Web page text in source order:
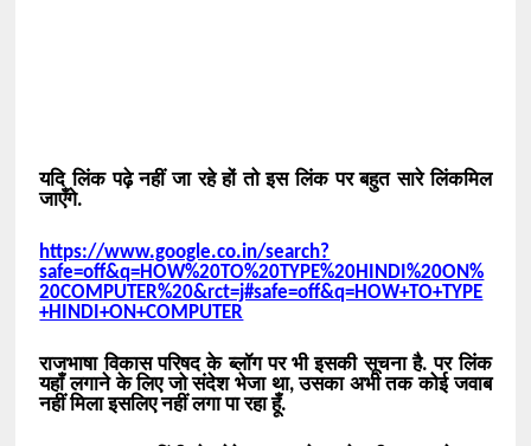
यदि लिंक पढ़े नहीं जा रहे हों तो इस लिंक पर बहुत सारे लिंकमिल
जाएँगे.
https://www.google.co.in/search?
safe=off&q=HOW%20TO%20TYPE%20HINDI%20ON%
20COMPUTER%20&rct=j#safe=off&q=HOW+TO+TYPE
+HINDI+ON+COMPUTER
राजभाषा विकास परिषद के ब्लॉग पर भी इसकी सूचना है. पर लिंक
यहाँ लगाने के लिए जो संदेश भेजा था, उसका अभी तक कोई जवाब
नहीं मिला इसलिए नहीं लगा पा रहा हूँ.